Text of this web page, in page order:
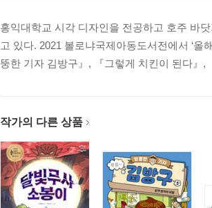
홍익대학교 시각 디자인을 전공하고 호주 바
고 있다. 2021 볼로냐국제아동도서전에서 ‘
뚱한 기자 김방구』, 『그렇게 치킨이 된다』
작가의 다른 상품